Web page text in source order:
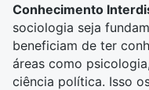
Conhecimento
sociologia seja
beneficiam de ter
áreas como
ciência política. Isso